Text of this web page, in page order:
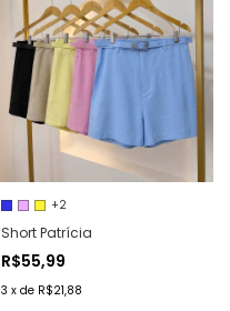
+2
Short Patrícia
R$55,99
3 x de R$21,88